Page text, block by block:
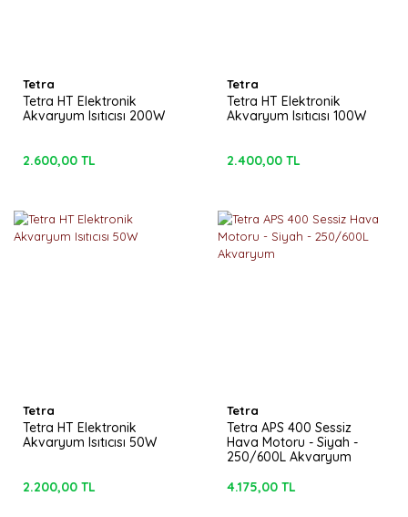
Tetra
Tetra HT Elektronik
Akvaryum Isıtıcısı 200W
2.600,00 TL
Tetra
Tetra HT Elektronik
Akvaryum Isıtıcısı 100W
2.400,00 TL
Tetra
Tetra HT Elektronik
Akvaryum Isıtıcısı 50W
2.200,00 TL
Tetra
Tetra APS 400 Sessiz
Hava Motoru - Siyah -
250/600L Akvaryum
4.175,00 TL